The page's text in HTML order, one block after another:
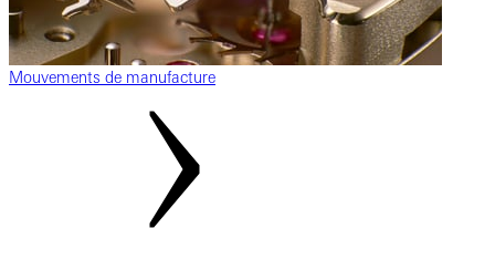
Mouvements de manufacture